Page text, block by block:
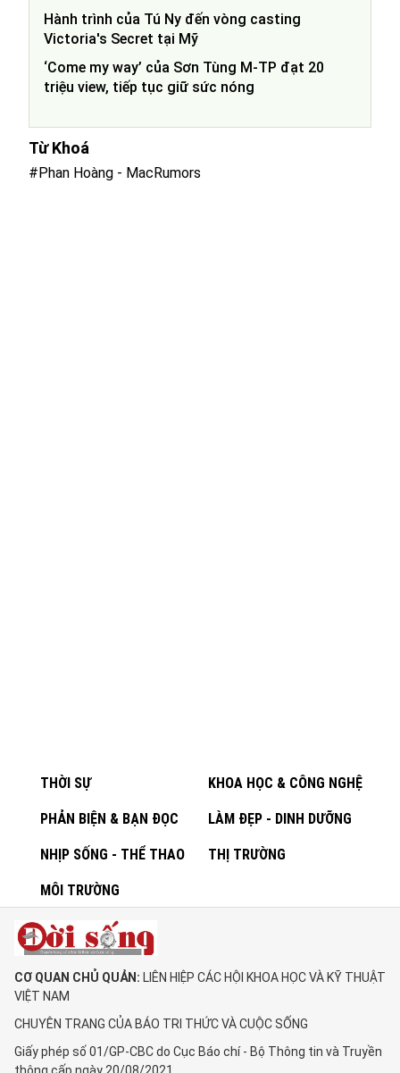
Hành trình của Tú Ny đến vòng casting
Victoria's Secret tại Mỹ
‘Come my way’ của Sơn Tùng M-TP đạt 20
triệu view, tiếp tục giữ sức nóng
Từ Khoá
#Phan Hoàng - MacRumors
THỜI SỰ KHOA HỌC & CÔNG NGHỆ
PHẢN BIỆN & BẠN ĐỌC LÀM ĐẸP - DINH DƯỠNG
NHỊP SỐNG - THỂ THAO THỊ TRƯỜNG
MÔI TRƯỜNG
CƠ QUAN CHỦ QUẢN: LIÊN HIỆP CÁC HỘI KHOA HỌC VÀ KỸ THUẬT
VIỆT NAM
CHUYÊN TRANG CỦA BÁO TRI THỨC VÀ CUỘC SỐNG
Giấy phép số 01/GP-CBC do Cục Báo chí - Bộ Thông tin và Truyền